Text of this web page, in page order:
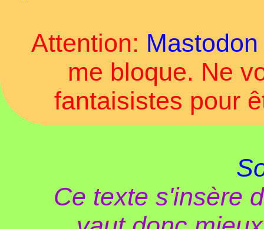
Attention: Mastodon
me bloque. Ne
fantaisistes pour
Ce texte s'insère